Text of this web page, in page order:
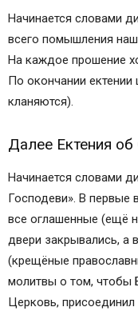
Начинается словами
всего помышления
На каждое прошение
По окончании
кланяются).
Далее Ектения
Начинается словами
Господеви». В первые
все оглашенные (ещё
двери закрывались, а
(крещёные
молитвы о том, чтобы
Церковь,